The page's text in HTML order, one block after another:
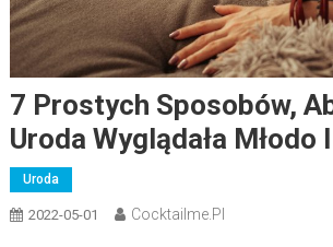
7 Prostych Sposobów,
Uroda Wyglądała Młodo
Uroda
2022-05-01 Cocktailme.pl